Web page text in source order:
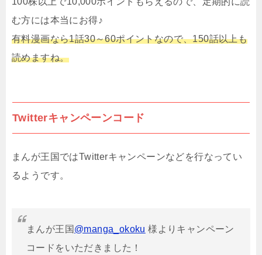
む方には本当にお得♪
有料漫画なら1話30～60ポイントなので、150話以上も
読めますね。
Twitterキャンペーンコード
まんが王国ではTwitterキャンペーンなどを行なってい
るようです。
まんが王国 @manga_okoku 様よりキャンペーン
コードをいただきました！